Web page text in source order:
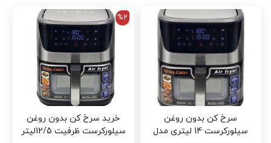
سرخ کن بدون روغن
سیلورکرست 14 لیتری مدل
%2
خرید سرخ کن بدون روغن
سیلورکرست ظرفیت 12/5لیتر